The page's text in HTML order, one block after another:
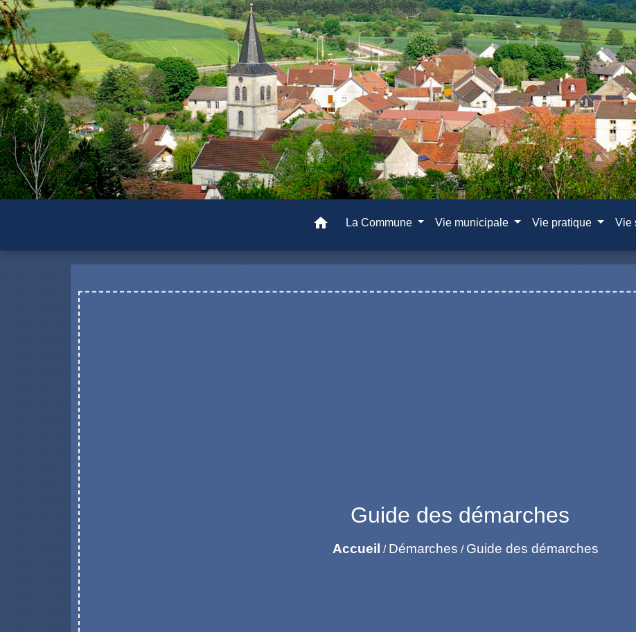
home La Commune Vie municipale Vie pratique Vie
Guide des démarches
Accueil / Démarches / Guide des démarches